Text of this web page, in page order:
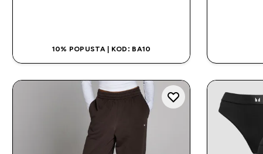
10% POPUSTA | KOD: BA10